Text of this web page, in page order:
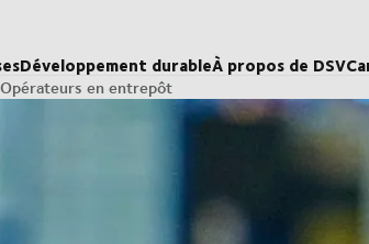
d'accueil
Développement durableÀ propos de DSV
Opérateurs en entrepôt